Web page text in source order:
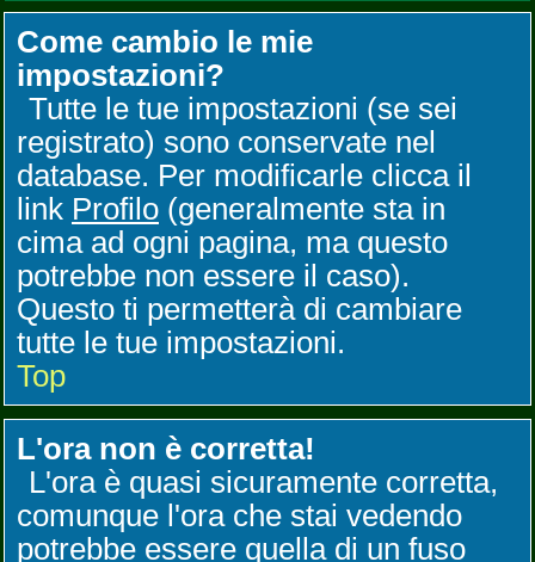
Come cambio le mie
impostazioni?
Tutte le tue impostazioni (se sei
registrato) sono conservate nel
database. Per modificarle clicca il
link Profilo (generalmente sta in
cima ad ogni pagina, ma questo
potrebbe non essere il caso).
Questo ti permetterà di cambiare
tutte le tue impostazioni.
Top
L'ora non è corretta!
L'ora è quasi sicuramente corretta,
comunque l'ora che stai vedendo
potrebbe essere quella di un fuso